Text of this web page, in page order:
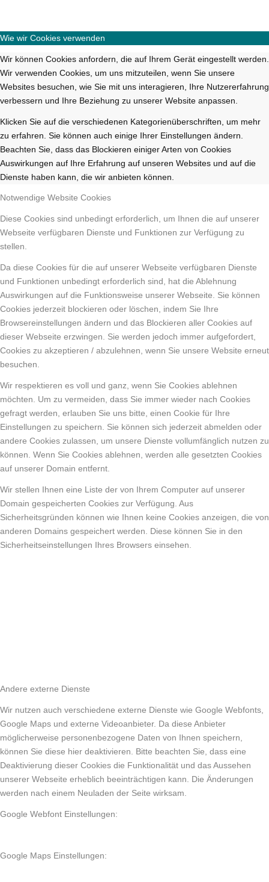
Wie wir Cookies verwenden
Wir können Cookies anfordern, die auf Ihrem Gerät eingestellt werden.
Wir verwenden Cookies, um uns mitzuteilen, wenn Sie unsere
Websites besuchen, wie Sie mit uns interagieren, Ihre Nutzererfahrung
verbessern und Ihre Beziehung zu unserer Website anpassen.
Klicken Sie auf die verschiedenen Kategorienüberschriften, um mehr
zu erfahren. Sie können auch einige Ihrer Einstellungen ändern.
Beachten Sie, dass das Blockieren einiger Arten von Cookies
Auswirkungen auf Ihre Erfahrung auf unseren Websites und auf die
Dienste haben kann, die wir anbieten können.
Notwendige Website Cookies
Diese Cookies sind unbedingt erforderlich, um Ihnen die auf unserer
Webseite verfügbaren Dienste und Funktionen zur Verfügung zu
stellen.
Da diese Cookies für die auf unserer Webseite verfügbaren Dienste
und Funktionen unbedingt erforderlich sind, hat die Ablehnung
Auswirkungen auf die Funktionsweise unserer Webseite. Sie können
Cookies jederzeit blockieren oder löschen, indem Sie Ihre
Browsereinstellungen ändern und das Blockieren aller Cookies auf
dieser Webseite erzwingen. Sie werden jedoch immer aufgefordert,
Cookies zu akzeptieren / abzulehnen, wenn Sie unsere Website erneut
besuchen.
Wir respektieren es voll und ganz, wenn Sie Cookies ablehnen
möchten. Um zu vermeiden, dass Sie immer wieder nach Cookies
gefragt werden, erlauben Sie uns bitte, einen Cookie für Ihre
Einstellungen zu speichern. Sie können sich jederzeit abmelden oder
andere Cookies zulassen, um unsere Dienste vollumfänglich nutzen zu
können. Wenn Sie Cookies ablehnen, werden alle gesetzten Cookies
auf unserer Domain entfernt.
Wir stellen Ihnen eine Liste der von Ihrem Computer auf unserer
Domain gespeicherten Cookies zur Verfügung. Aus
Sicherheitsgründen können wie Ihnen keine Cookies anzeigen, die von
anderen Domains gespeichert werden. Diese können Sie in den
Sicherheitseinstellungen Ihres Browsers einsehen.
Andere externe Dienste
Wir nutzen auch verschiedene externe Dienste wie Google Webfonts,
Google Maps und externe Videoanbieter. Da diese Anbieter
möglicherweise personenbezogene Daten von Ihnen speichern,
können Sie diese hier deaktivieren. Bitte beachten Sie, dass eine
Deaktivierung dieser Cookies die Funktionalität und das Aussehen
unserer Webseite erheblich beeinträchtigen kann. Die Änderungen
werden nach einem Neuladen der Seite wirksam.
Google Webfont Einstellungen:
Google Maps Einstellungen: